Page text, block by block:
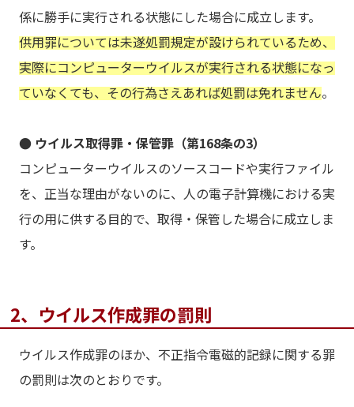
係に勝手に実行される状態にした場合に成立します。
供用罪については未遂処罰規定が設けられているため、
実際にコンピューターウイルスが実行される状態になっ
ていなくても、その行為さえあれば処罰は免れません。
● ウイルス取得罪・保管罪（第168条の3）
コンピューターウイルスのソースコードや実行ファイル
を、正当な理由がないのに、人の電子計算機における実
行の用に供する目的で、取得・保管した場合に成立しま
す。
2、ウイルス作成罪の罰則
ウイルス作成罪のほか、不正指令電磁的記録に関する罪
の罰則は次のとおりです。